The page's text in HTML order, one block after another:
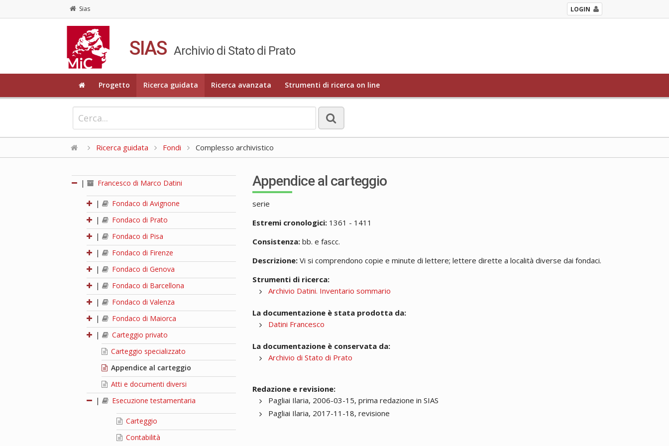
Sias LOGIN
SIAS Archivio di Stato di Prato
Progetto Ricerca guidata Ricerca avanzata Strumenti di ricerca on line
Ricerca guidata Fondi Complesso archivistico
| Francesco di Marco Datini
|
Fondaco di Avignone
|
Fondaco di Prato
|
Fondaco di Pisa
|
Fondaco di Firenze
|
Fondaco di Genova
|
Fondaco di Barcellona
|
Fondaco di Valenza
|
Fondaco di Maiorca
|
Carteggio privato
Carteggio specializzato
Appendice al carteggio
Atti e documenti diversi
|
Esecuzione testamentaria
Carteggio
Contabilità
Appendice al carteggio
serie
Estremi cronologici: 1361 - 1411
Consistenza: bb. e fascc.
Descrizione: Vi si comprendono copie e minute di lettere; lettere dirette a località diverse dai fondaci.
Strumenti di ricerca:
Archivio Datini. Inventario sommario
La documentazione è stata prodotta da:
Datini Francesco
La documentazione è conservata da:
Archivio di Stato di Prato
Redazione e revisione:
Pagliai Ilaria, 2006-03-15, prima redazione in SIAS
Pagliai Ilaria, 2017-11-18, revisione